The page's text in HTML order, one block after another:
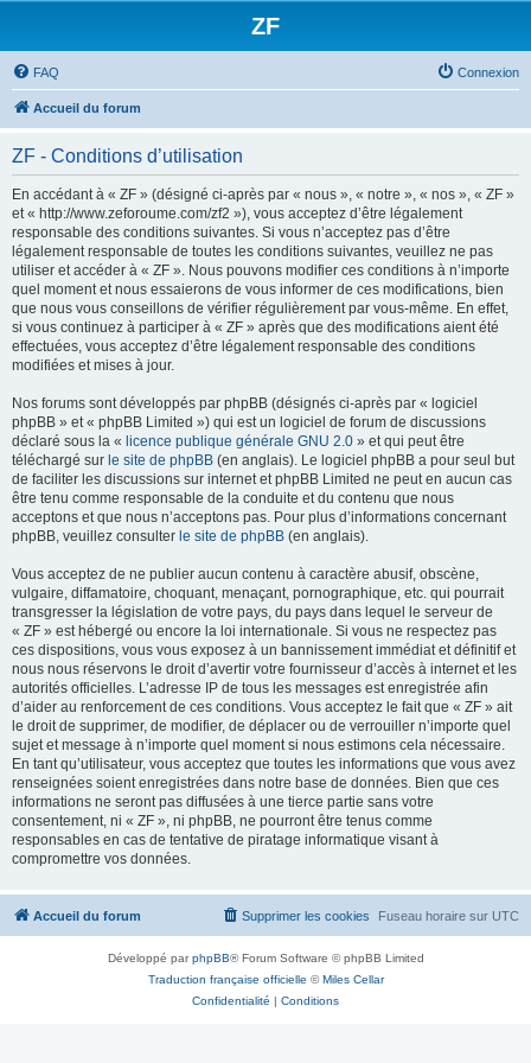
ZF
FAQ Connexion
Accueil du forum
ZF - Conditions d’utilisation
En accédant à « ZF » (désigné ci-après par « nous », « notre », « nos », « ZF »
et « http://www.zeforoume.com/zf2 »), vous acceptez d’être légalement
responsable des conditions suivantes. Si vous n’acceptez pas d’être
légalement responsable de toutes les conditions suivantes, veuillez ne pas
utiliser et accéder à « ZF ». Nous pouvons modifier ces conditions à n’importe
quel moment et nous essaierons de vous informer de ces modifications, bien
que nous vous conseillons de vérifier régulièrement par vous-même. En effet,
si vous continuez à participer à « ZF » après que des modifications aient été
effectuées, vous acceptez d’être légalement responsable des conditions
modifiées et mises à jour.
Nos forums sont développés par phpBB (désignés ci-après par « logiciel
phpBB » et « phpBB Limited ») qui est un logiciel de forum de discussions
déclaré sous la « licence publique générale GNU 2.0 » et qui peut être
téléchargé sur le site de phpBB (en anglais). Le logiciel phpBB a pour seul but
de faciliter les discussions sur internet et phpBB Limited ne peut en aucun cas
être tenu comme responsable de la conduite et du contenu que nous
acceptons et que nous n’acceptons pas. Pour plus d’informations concernant
phpBB, veuillez consulter le site de phpBB (en anglais).
Vous acceptez de ne publier aucun contenu à caractère abusif, obscène,
vulgaire, diffamatoire, choquant, menaçant, pornographique, etc. qui pourrait
transgresser la législation de votre pays, du pays dans lequel le serveur de
« ZF » est hébergé ou encore la loi internationale. Si vous ne respectez pas
ces dispositions, vous vous exposez à un bannissement immédiat et définitif et
nous nous réservons le droit d’avertir votre fournisseur d’accès à internet et les
autorités officielles. L’adresse IP de tous les messages est enregistrée afin
d’aider au renforcement de ces conditions. Vous acceptez le fait que « ZF » ait
le droit de supprimer, de modifier, de déplacer ou de verrouiller n’importe quel
sujet et message à n’importe quel moment si nous estimons cela nécessaire.
En tant qu’utilisateur, vous acceptez que toutes les informations que vous avez
renseignées soient enregistrées dans notre base de données. Bien que ces
informations ne seront pas diffusées à une tierce partie sans votre
consentement, ni « ZF », ni phpBB, ne pourront être tenus comme
responsables en cas de tentative de piratage informatique visant à
compromettre vos données.
Accueil du forum Fuseau horaire sur UTC
Supprimer les cookies
Développé parphpBB® Forum Software © phpBB Limited
Traduction française officielle ©Miles Cellar
Confidentialité | Conditions